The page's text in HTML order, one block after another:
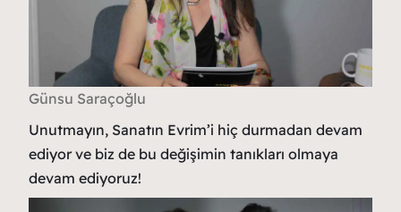
Günsu Saraçoğlu
Unutmayın, Sanatın Evrim’i hiç durmadan devam
ediyor ve biz de bu değişimin tanıkları olmaya
devam ediyoruz!